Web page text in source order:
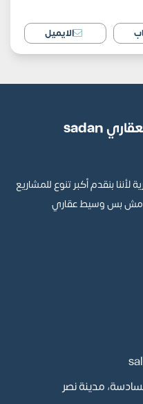
الايميل
سدن انفستمنت للاستثمار العقاري sadan
بنقدم أكبر تنوع للمشاريع
مش بس وسيط عقاري